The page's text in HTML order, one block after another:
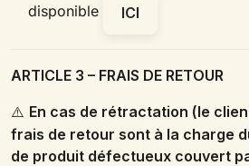
disponible
ICI
ARTICLE 3 – FRAIS DE RETOUR
⚠️ En cas de rétractation (le
frais de retour sont à la charge
de produit défectueux couvert